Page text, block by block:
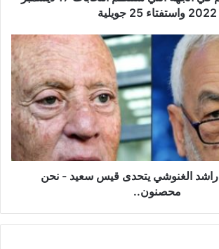
2022 واستفتاء 25 جويلية
الغنوشي يتحدى قيس سعيد - نحن
محصنون..